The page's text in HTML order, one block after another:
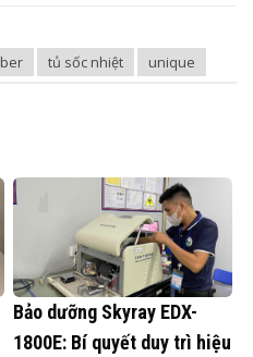
tủ sốc nhiệt unique
Bảo dưỡng Skyray EDX-
1800E: Bí quyết duy trì hiệu